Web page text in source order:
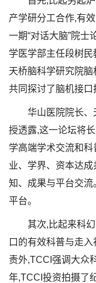
产学研分工合作,有
一期“对话大脑”院士
学医学部主任段树
天桥脑科学研究院
共同探讨了脑机接口
华山医院院长
授透露,这一论坛将
学高端学术交流和
业、学界、资本达
知、成果与平台交
平台。
其次,比起来科
口的有效科普与走
责外,TCCI强调大众
年,TCCI投资拍摄了